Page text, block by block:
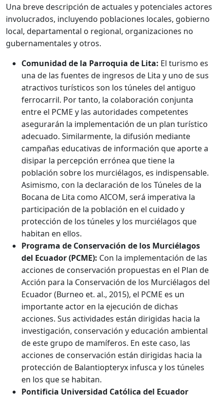
Una breve descripción de actuales y potenciales actores
involucrados, incluyendo poblaciones locales, gobierno
local, departamental o regional, organizaciones no
gubernamentales y otros.
Comunidad de la Parroquia de Lita: El turismo es
una de las fuentes de ingresos de Lita y uno de sus
atractivos turísticos son los túneles del antiguo
ferrocarril. Por tanto, la colaboración conjunta
entre el PCME y las autoridades competentes
asegurarán la implementación de un plan turístico
adecuado. Similarmente, la difusión mediante
campañas educativas de información que aporte a
disipar la percepción errónea que tiene la
población sobre los murciélagos, es indispensable.
Asimismo, con la declaración de los Túneles de la
Bocana de Lita como AICOM, será imperativa la
participación de la población en el cuidado y
protección de los túneles y los murciélagos que
habitan en ellos.
Programa de Conservación de los Murciélagos
del Ecuador (PCME): Con la implementación de las
acciones de conservación propuestas en el Plan de
Acción para la Conservación de los Murciélagos del
Ecuador (Burneo et. al., 2015), el PCME es un
importante actor en la ejecución de dichas
acciones. Sus actividades están dirigidas hacia la
investigación, conservación y educación ambiental
de este grupo de mamíferos. En este caso, las
acciones de conservación están dirigidas hacia la
protección de Balantiopteryx infusca y los túneles
en los que se habitan.
Pontificia Universidad Católica del Ecuador